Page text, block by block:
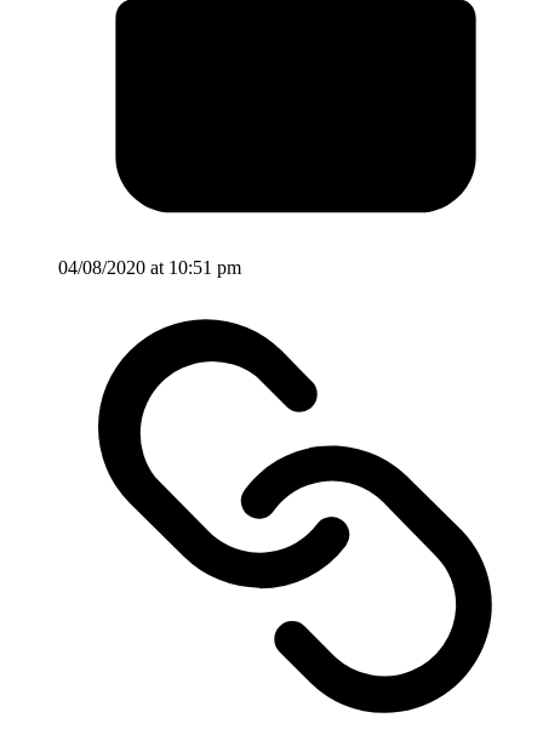
04/08/2020 at 10:51 pm